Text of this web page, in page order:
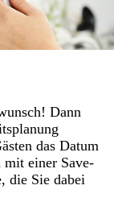
Dann
das Datum
einer Save-
die Sie dabei